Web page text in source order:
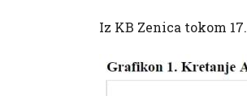
Iz KB Zenica tokom